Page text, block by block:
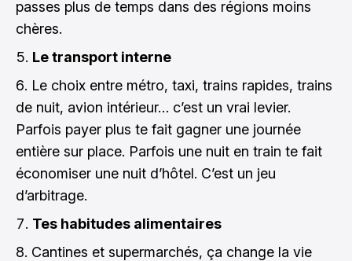
passes plus de temps dans des régions moins
chères.
Le transport interne
Le choix entre métro, taxi, trains rapides, trains
de nuit, avion intérieur… c’est un vrai levier.
Parfois payer plus te fait gagner une journée
entière sur place. Parfois une nuit en train te fait
économiser une nuit d’hôtel. C’est un jeu
d’arbitrage.
Tes habitudes alimentaires
Cantines et supermarchés, ça change la vie